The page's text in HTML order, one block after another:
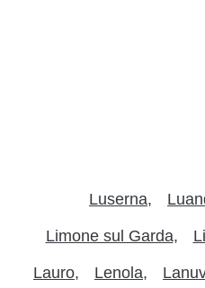
Luserna
Limone sul Garda
Lauro Lenola